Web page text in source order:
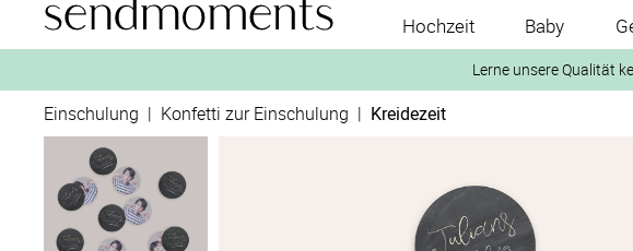
Hochzeit Baby
Lerne unsere Qualität
2. Aktiviere „kostenlose Musterkarte“
auf
Einschulung | Konfetti zur Einschulung | Kreidezeit